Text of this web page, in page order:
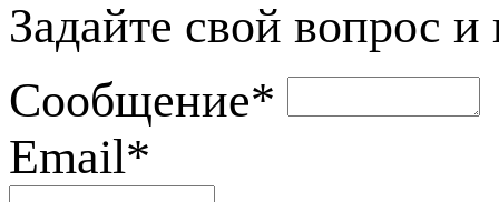
Задайте свой вопрос
Сообщение*
Email*